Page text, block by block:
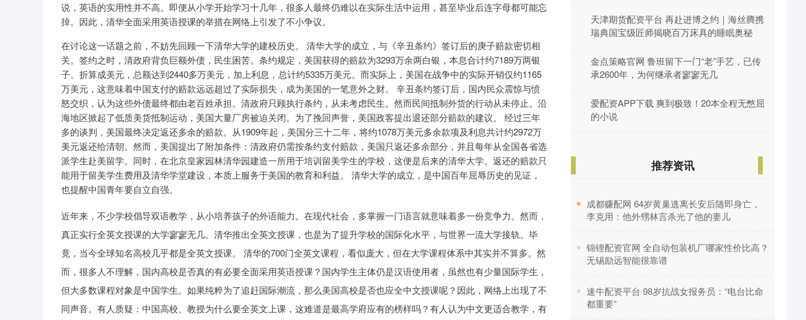
说，英语的实用性并不高。即便从小学开始学习十几年，很多人最终仍难以在实际生活中运用，甚至毕业后连字母都可能忘
掉。因此，清华全面采用英语授课的举措在网络上引发了不小争议。
在讨论这一话题之前，不妨先回顾一下清华大学的建校历史。 清华大学的成立，与《辛丑条约》签订后的庚子赔款密切相
关。签约之时，清政府背负巨额外债，民生困苦。条约规定，美国获得的赔款为3293万余两白银，本息合计约7189万两银
子。折算成美元，总额达到2440多万美元，加上利息，总计约5335万美元。而实际上，美国在战争中的实际开销仅约1165
万美元，这意味着中国支付的赔款远远超过了实际损失，成为美国的一笔意外之财。 辛丑条约签订后，国内民众震惊与愤
怒交织，认为这些外债最终都由老百姓承担。清政府只顾执行条约，从未考虑民生。然而民间抵制外货的行动从未停止。沿
海地区掀起了低质美货抵制运动，美国大量厂房被迫关闭。为了挽回声誉，美国政客提出退还部分赔款的建议。 经过三年
多的谈判，美国最终决定返还多余的赔款。从1909年起，美国分三十二年，将约1078万美元多余款项及利息共计约2972万
美元返还给清朝。然而，美国提出了附加条件：清政府仍需按条约支付赔款，美国只返还多余部分，并且每年从全国各省选
派学生赴美留学。同时，在北京皇家园林清华园建造一所用于培训留美学生的学校，这便是后来的清华大学。返还的赔款只
能用于留美学生费用及清华学堂建设，本质上服务于美国的教育和利益。 清华大学的成立，是中国百年屈辱历史的见证，
也提醒中国青年要自立自强。
近年来，不少学校倡导双语教学，从小培养孩子的外语能力。在现代社会，多掌握一门语言就意味着多一份竞争力。然而，
真正实行全英文授课的大学寥寥无几。清华推出全英文授课，也是为了提升学校的国际化水平，与世界一流大学接轨。毕
竟，当今全球知名高校几乎都是全英文授课。 清华的700门全英文课程，看似庞大，但在大学课程体系中其实并不算多。然
而，很多人不理解，国内高校是否真的有必要全面采用英语授课？国内学生主体仍是汉语使用者，虽然也有少量国际学生，
但大多数课程对象是中国学生。如果纯粹为了追赶国际潮流，那么美国高校是否也应全中文授课呢？因此，网络上出现了不
同声音。有人质疑：中国高校、教授为什么要全英文上课，这难道是最高学府应有的榜样吗？有人认为中文更适合教学，有
天津期货配资平台 再赴进博之约｜海丝腾携
瑞典国宝级匠师揭晓百万床具的睡眠奥秘
金点策略官网 鲁班留下一门“老”手艺，已传
承2600年，为何继承者寥寥无几
爱配资APP下载 爽到极致！20本全程无憋屈
的小说
推荐资讯
​成都赚配网 64岁黄巢逃离长安后随即身亡，
李克用：他外甥林言杀光了他的妻儿
​锦锂配资官网 全自动包装机厂哪家性价比高？
无锡励远智能很靠谱
​速牛配资平台 98岁抗战女报务员：“电台比命
都重要”